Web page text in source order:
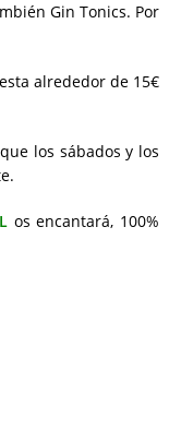
Gin Tonics. Por
alrededor de 15€
los sábados y los
os encantará, 100%